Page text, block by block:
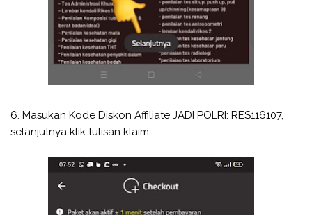
6. Masukan Kode Diskon Affiliate JADI POLRI: RES116107,
selanjutnya klik tulisan klaim